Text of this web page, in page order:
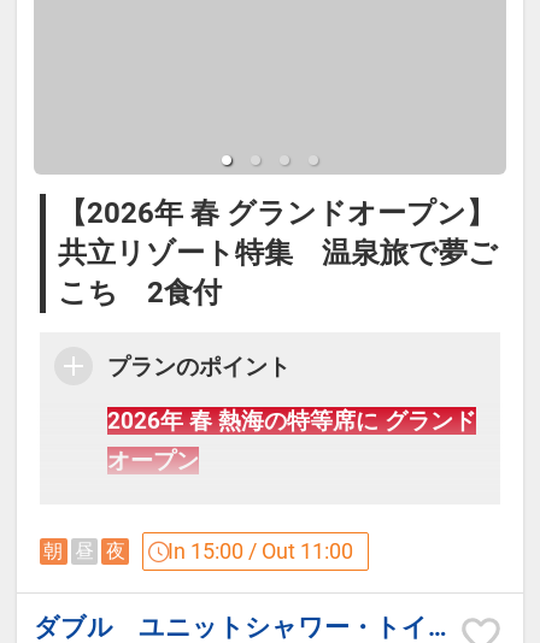
【2026年 春 グランドオープン】
共立リゾート特集 温泉旅で夢ご
こち 2食付
プランのポイント
2026年 春 熱海の特等席に グランド
オープン
Odakyu×共立リゾート コラボ企画
【記念日のお客様へ】（前後2週間
朝 昼 夜 In 15:00 / Out 11:00
ダブル ユニットシャワー・トイレ付（禁煙）